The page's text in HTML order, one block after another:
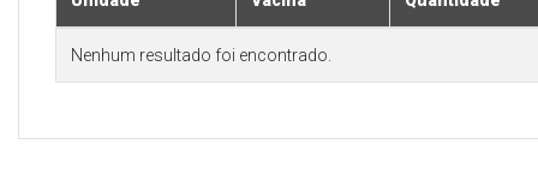
Nenhum resultado foi encontrado.